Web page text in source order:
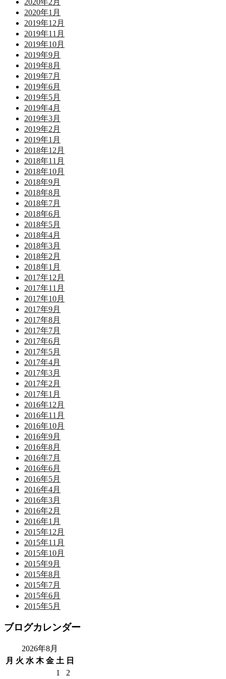
2020年1月
2019年12月
2019年11月
2019年10月
2019年9月
2019年8月
2019年7月
2019年6月
2019年5月
2019年4月
2019年3月
2019年2月
2019年1月
2018年12月
2018年11月
2018年10月
2018年9月
2018年8月
2018年7月
2018年6月
2018年5月
2018年4月
2018年3月
2018年2月
2018年1月
2017年12月
2017年11月
2017年10月
2017年9月
2017年8月
2017年7月
2017年6月
2017年5月
2017年4月
2017年3月
2017年2月
2017年1月
2016年12月
2016年11月
2016年10月
2016年9月
2016年8月
2016年7月
2016年6月
2016年5月
2016年4月
2016年3月
2016年2月
2016年1月
2015年12月
2015年11月
2015年10月
2015年9月
2015年8月
2015年7月
2015年6月
2015年5月
ブログカレンダー
2026年8月
月 火 水 木 金 土 日
1
2